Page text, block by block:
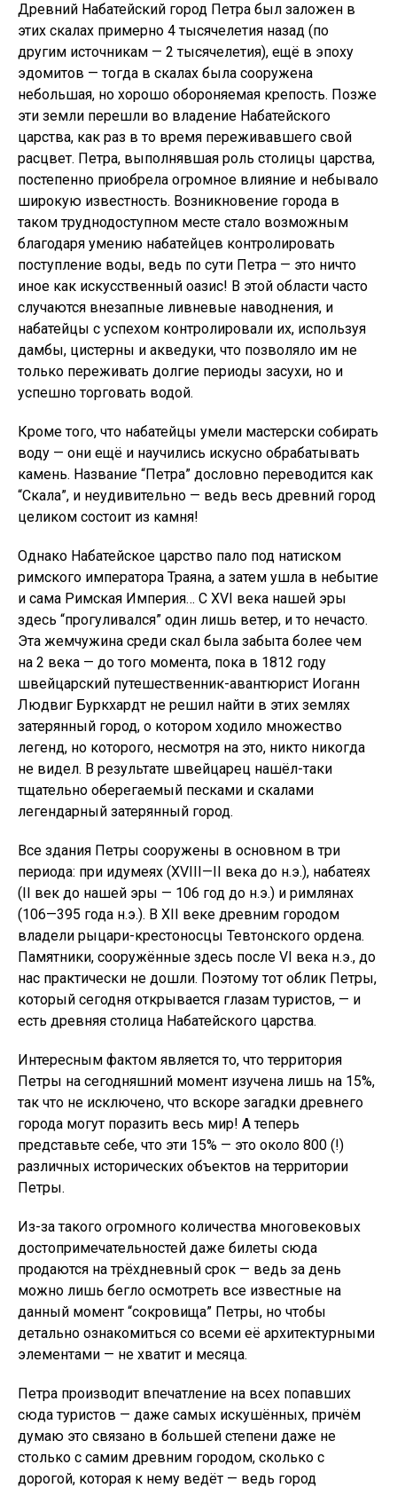
Древний Набатейский город Петра был заложен в
этих скалах примерно 4 тысячелетия назад (по
другим источникам — 2 тысячелетия), ещё в эпоху
эдомитов — тогда в скалах была сооружена
небольшая, но хорошо обороняемая крепость. Позже
эти земли перешли во владение Набатейского
царства, как раз в то время переживавшего свой
расцвет. Петра, выполнявшая роль столицы царства,
постепенно приобрела огромное влияние и небывало
широкую известность. Возникновение города в
таком труднодоступном месте стало возможным
благодаря умению набатейцев контролировать
поступление воды, ведь по сути Петра — это ничто
иное как искусственный оазис! В этой области часто
случаются внезапные ливневые наводнения, и
набатейцы с успехом контролировали их, используя
дамбы, цистерны и акведуки, что позволяло им не
только переживать долгие периоды засухи, но и
успешно торговать водой.
Кроме того, что набатейцы умели мастерски собирать
воду — они ещё и научились искусно обрабатывать
камень. Название “Петра” дословно переводится как
“Скала”, и неудивительно — ведь весь древний город
целиком состоит из камня!
Однако Набатейское царство пало под натиском
римского императора Траяна, а затем ушла в небытие
и сама Римская Империя… С XVI века нашей эры
здесь “прогуливался” один лишь ветер, и то нечасто.
Эта жемчужина среди скал была забыта более чем
на 2 века — до того момента, пока в 1812 году
швейцарский путешественник-авантюрист Иоганн
Людвиг Буркхардт не решил найти в этих землях
затерянный город, о котором ходило множество
легенд, но которого, несмотря на это, никто никогда
не видел. В результате швейцарец нашёл-таки
тщательно оберегаемый песками и скалами
легендарный затерянный город.
Все здания Петры сооружены в основном в три
периода: при идумеях (XVIII—II века до н.э.), набатеях
(II век до нашей эры — 106 год до н.э.) и римлянах
(106—395 года н.э.). В XII веке древним городом
владели рыцари-крестоносцы Тевтонского ордена.
Памятники, сооружённые здесь после VI века н.э., до
нас практически не дошли. Поэтому тот облик Петры,
который сегодня открывается глазам туристов, — и
есть древняя столица Набатейского царства.
Интересным фактом является то, что территория
Петры на сегодняшний момент изучена лишь на 15%,
так что не исключено, что вскоре загадки древнего
города могут поразить весь мир! А теперь
представьте себе, что эти 15% — это около 800 (!)
различных исторических объектов на территории
Петры.
Из-за такого огромного количества многовековых
достопримечательностей даже билеты сюда
продаются на трёхдневный срок — ведь за день
можно лишь бегло осмотреть все известные на
данный момент “сокровища” Петры, но чтобы
детально ознакомиться со всеми её архитектурными
элементами — не хватит и месяца.
Петра производит впечатление на всех попавших
сюда туристов — даже самых искушённых, причём
думаю это связано в большей степени даже не
столько с самим древним городом, сколько с
дорогой, которая к нему ведёт — ведь город